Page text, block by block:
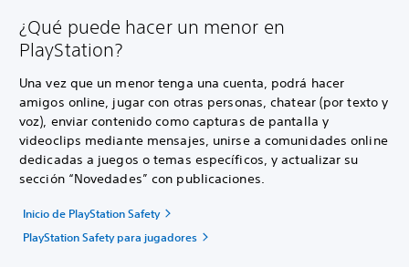
¿Qué puede hacer un menor en
PlayStation?
Una vez que un menor tenga una cuenta, podrá hacer
amigos online, jugar con otras personas, chatear (por texto y
voz), enviar contenido como capturas de pantalla y
videoclips mediante mensajes, unirse a comunidades online
dedicadas a juegos o temas específicos, y actualizar su
sección “Novedades” con publicaciones.
Inicio de PlayStation Safety
PlayStation Safety para jugadores